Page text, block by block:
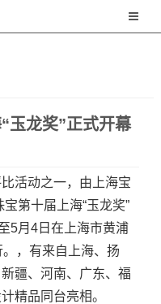
玉龙奖”正式开幕
活动之一，由上海宝
第十届上海“玉龙奖”
5月4日在上海市黄浦
，有来自上海、扬
疆、河南、广东、福
精品同台亮相。